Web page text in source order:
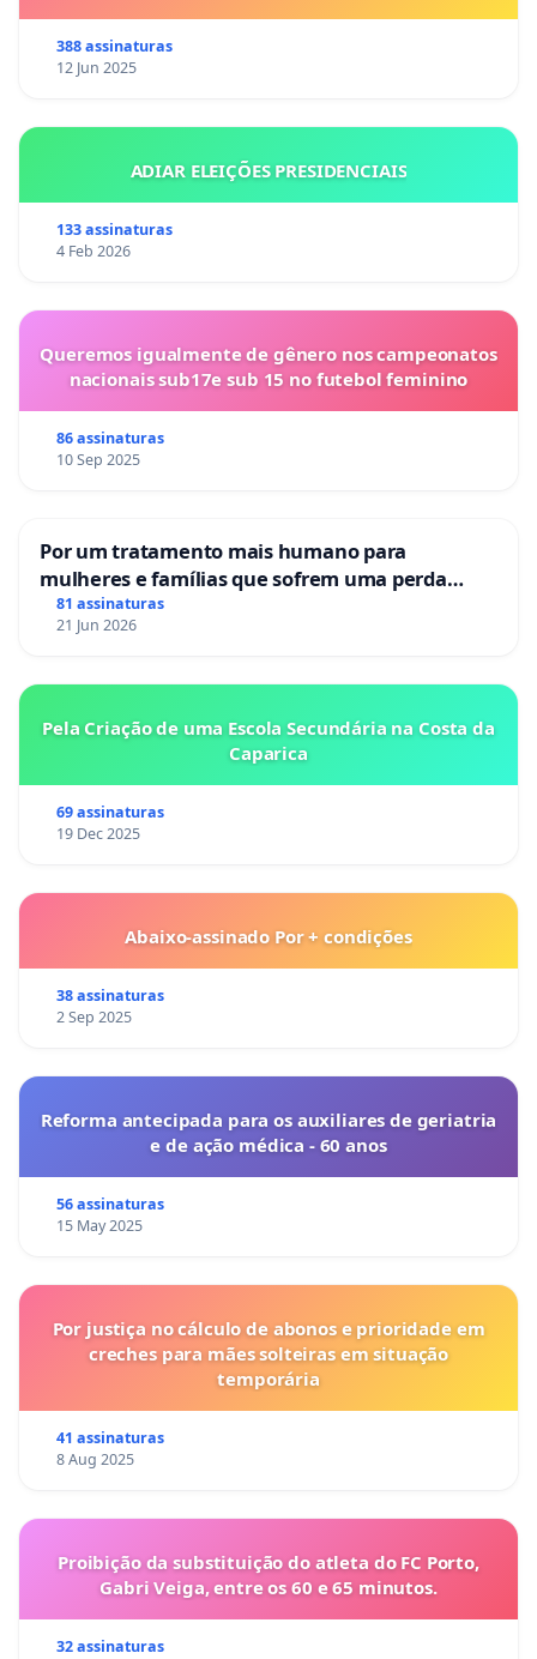
388 assinaturas
12 Jun 2025
ADIAR ELEIÇÕES PRESIDENCIAIS
133 assinaturas
4 Feb 2026
Queremos igualmente de gênero nos campeonatos
nacionais sub17e sub 15 no futebol feminino
86 assinaturas
10 Sep 2025
Por um tratamento mais humano para
mulheres e famílias que sofrem uma perda
gestacional nos hospitais portugueses
81 assinaturas
21 Jun 2026
Pela Criação de uma Escola Secundária na Costa da
Caparica
69 assinaturas
19 Dec 2025
Abaixo-assinado Por + condições
38 assinaturas
2 Sep 2025
Reforma antecipada para os auxiliares de geriatria
e de ação médica - 60 anos
56 assinaturas
15 May 2025
Por justiça no cálculo de abonos e prioridade em
creches para mães solteiras em situação
temporária
41 assinaturas
8 Aug 2025
Proibição da substituição do atleta do FC Porto,
Gabri Veiga, entre os 60 e 65 minutos.
32 assinaturas